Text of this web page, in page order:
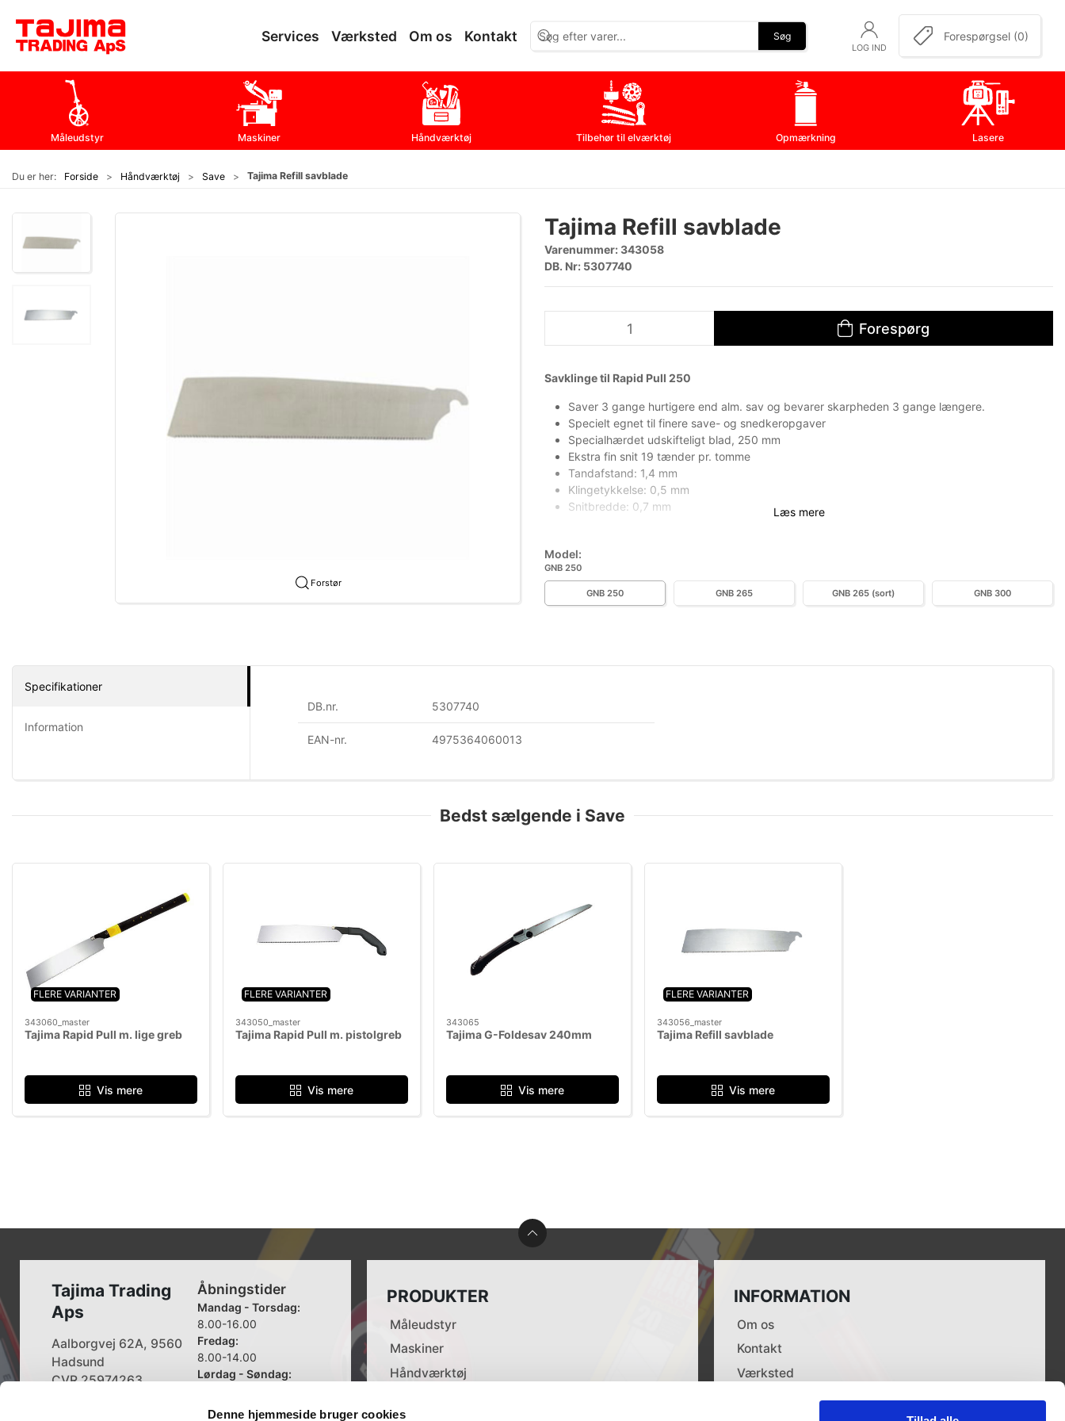
Denne hjemmeside bruger cookies
Services Værksted Om os Kontakt Søg
LOG IND
Forespørgsel (0)
Måleudstyr Maskiner Håndværktøj Tilbehør til elværktøj Opmærkning Lasere
Du er her: Forside Håndværktøj Save Tajima Refill savblade
Forstør
Tajima Refill savblade
Varenummer: 343058
DB. Nr: 5307740
Forespørg
Savklinge til Rapid Pull 250
Saver 3 gange hurtigere end alm. sav og bevarer skarpheden 3 gange længere.
Specielt egnet til finere save- og snedkeropgaver
Specialhærdet udskifteligt blad, 250 mm
Ekstra fin snit 19 tænder pr. tomme
Tandafstand: 1,4 mm
Klingetykkelse: 0,5 mm
Snitbredde: 0,7 mm
Mere information
Læs mere
Model:
GNB 250
GNB 250 GNB 265 GNB 265 (sort) GNB 300
Specifikationer
Information
DB.nr. 5307740
EAN-nr. 4975364060013
Bedst sælgende i Save
FLERE VARIANTER
343060_master
Tajima Rapid Pull m. lige greb
Vis mere
FLERE VARIANTER
343050_master
Tajima Rapid Pull m. pistolgreb
Vis mere
343065
Tajima G-Foldesav 240mm
Vis mere
FLERE VARIANTER
343056_master
Tajima Refill savblade
Vis mere
Tajima Trading
Aps
Aalborgvej 62A, 9560
Hadsund
CVR 25974263
Åbningstider
Mandag - Torsdag:
8.00-16.00
Fredag:
8.00-14.00
Lørdag - Søndag:
PRODUKTER
Måleudstyr
Maskiner
Håndværktøj
INFORMATION
Om os
Kontakt
Værksted